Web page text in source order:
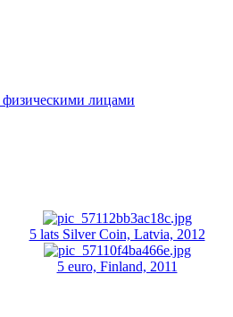
физическими лицами
5 lats Silver Coin, Latvia, 2012
5 euro, Finland, 2011